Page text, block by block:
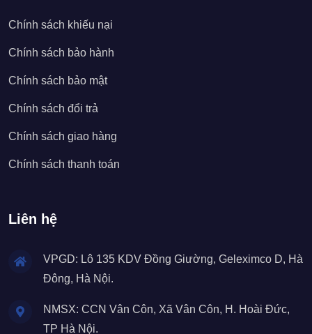
Chính sách khiếu nại
Chính sách bảo hành
Chính sách bảo mật
Chính sách đổi trả
Chính sách giao hàng
Chính sách thanh toán
Liên hệ
VPGD: Lô 135 KDV Đồng Giường, Geleximco D, Hà
Đông, Hà Nội.
NMSX: CCN Vân Côn, Xã Vân Côn, H. Hoài Đức,
TP Hà Nội.